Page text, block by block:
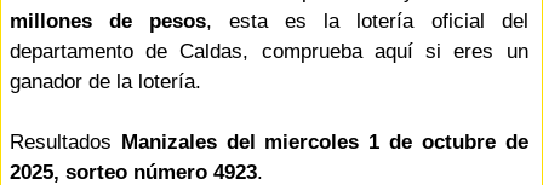
millones de pesos, esta es la lotería oficial del
departamento de Caldas, comprueba aquí si eres un
ganador de la lotería.
Resultados Manizales del miercoles 1 de octubre de
2025, sorteo número 4923.